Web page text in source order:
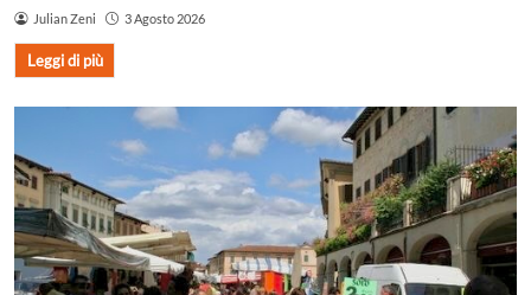
Julian Zeni 3 Agosto 2026
Leggi di più